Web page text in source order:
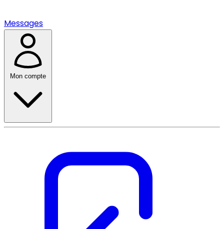
Messages
Mon compte